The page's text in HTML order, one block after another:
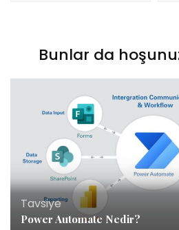
Bunlar da
Tavsiye
Power Automate Nedir?